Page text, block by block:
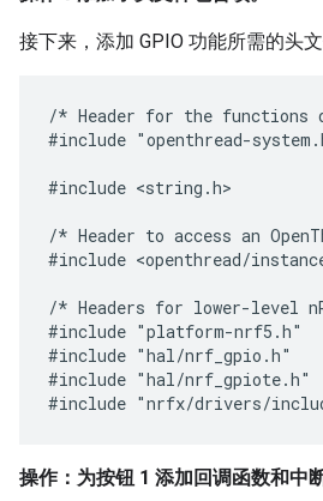
接下来，添加 GPIO 功能所需的头文
/* Header for the functions
#include "openthread-
#include <string.h>
/* Header to access an
#include <openthread/
/* Headers for lower-level
#include "platform-nrf5.h"
#include "hal/nrf_gpio.h"
#include "hal/nrf_gpiote.h"
操作：为按钮 1 添加回调函数和中